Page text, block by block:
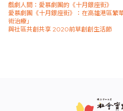
戲劇人間：愛慕劇團的《十月銀座街》
愛慕劇團《十月銀座街》：在高雄港區繁
術治療」
與社區共創共享 2020前草創創生活節